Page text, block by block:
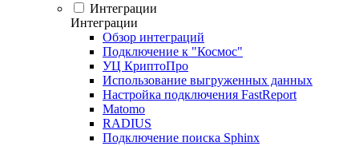
Интеграции
Интеграции
Обзор интеграций
Подключение к "Космос"
УЦ КриптоПро
Использование выгруженных данных
Настройка подключения FastReport
Matomo
RADIUS
Подключение поиска Sphinx